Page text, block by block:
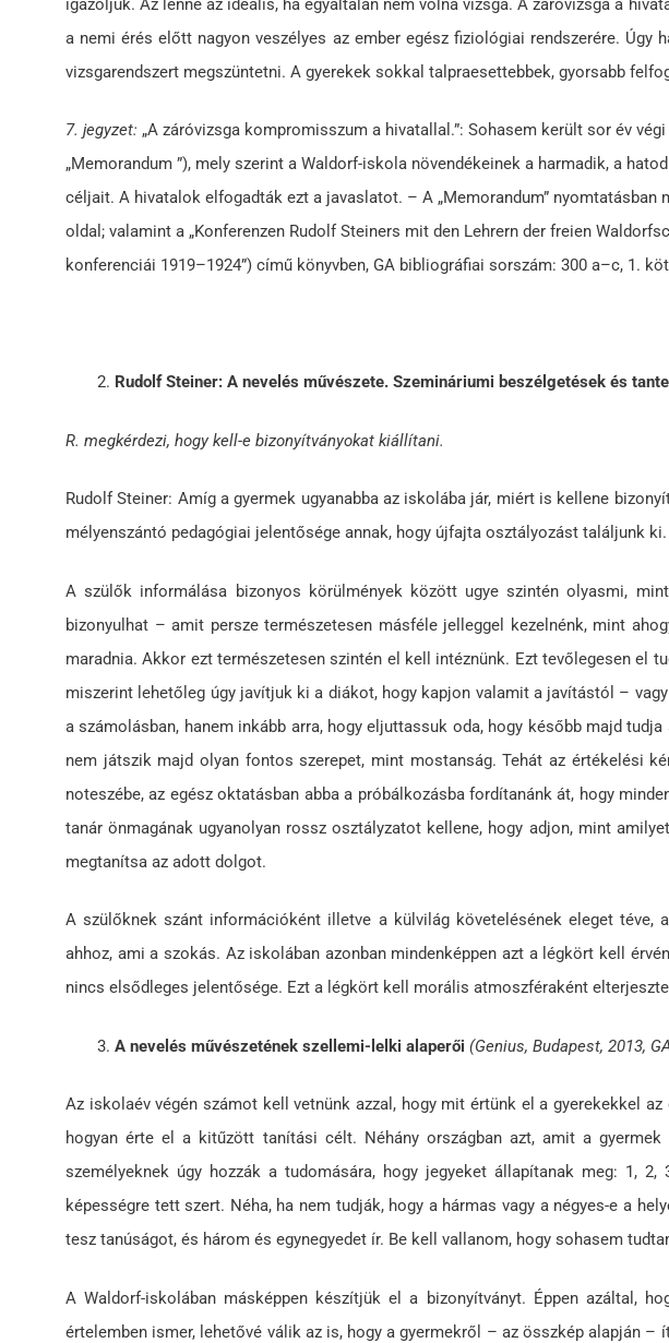
igazoljuk. Az lenne az ideális, ha egyáltalán nem volna vizsga. A záróvizsga a
a nemi érés előtt nagyon veszélyes az ember egész fiziológiai rendszerére.
vizsgarendszert megszüntetni. A gyerekek sokkal talpraesettebbek, gyorsabb
7. jegyzet: „A záróvizsga kompromisszum a hivatallal.”: Sohasem került sor év
„Memorandum ”), mely szerint a Waldorf-iskola növendékeinek a harmadik, a
céljait. A hivatalok elfogadták ezt a javaslatot. – A „Memorandum” nyomtatásban
oldal; valamint a „Konferenzen Rudolf Steiners mit den Lehrern der freien
konferenciái 1919–1924”) című könyvben, GA bibliográfiai sorszám: 300 a–c, 1.
Rudolf Steiner: A nevelés művészete. Szemináriumi beszélgetések és
R. megkérdezi, hogy kell-e bizonyítványokat kiállítani.
Rudolf Steiner: Amíg a gyermek ugyanabba az iskolába jár, miért is kellene
mélyenszántó pedagógiai jelentősége annak, hogy újfajta osztályozást találjunk
A szülők informálása bizonyos körülmények között ugye szintén olyasmi,
bizonyulhat – amit persze természetesen másféle jelleggel kezelnénk, mint
maradnia. Akkor ezt természetesen szintén el kell intéznünk. Ezt tevőlegesen el
miszerint lehetőleg úgy javítjuk ki a diákot, hogy kapjon valamit a javítástól –
a számolásban, hanem inkább arra, hogy eljuttassuk oda, hogy később majd
nem játszik majd olyan fontos szerepet, mint mostanság. Tehát az értékelési
noteszébe, az egész oktatásban abba a próbálkozásba fordítanánk át, hogy
tanár önmagának ugyanolyan rossz osztályzatot kellene, hogy adjon, mint
megtanítsa az adott dolgot.
A szülőknek szánt információként illetve a külvilág követelésének eleget téve,
ahhoz, ami a szokás. Az iskolában azonban mindenképpen azt a légkört kell
nincs elsődleges jelentősége. Ezt a légkört kell morális atmoszféraként
A nevelés művészetének szellemi-lelki alaperői (Genius, Budapest, 2013,
Az iskolaév végén számot kell vetnünk azzal, hogy mit értünk el a gyerekekkel
hogyan érte el a kitűzött tanítási célt. Néhány országban azt, amit a
személyeknek úgy hozzák a tudomására, hogy jegyeket állapítanak meg: 1,
képességre tett szert. Néha, ha nem tudják, hogy a hármas vagy a négyes-e a
tesz tanúságot, és három és egynegyedet ír. Be kell vallanom, hogy sohasem
A Waldorf-iskolában másképpen készítjük el a bizonyítványt. Éppen azáltal,
értelemben ismer, lehetővé válik az is, hogy a gyermekről – az összkép alapján